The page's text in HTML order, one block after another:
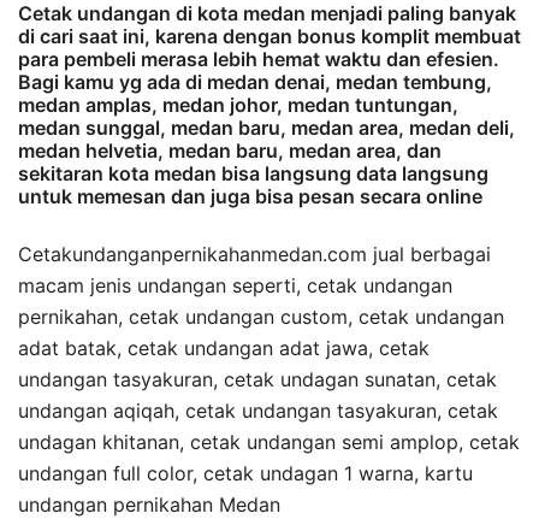
Cetak undangan di kota medan menjadi paling banyak
di cari saat ini, karena dengan bonus komplit membuat
para pembeli merasa lebih hemat waktu dan efesien.
Bagi kamu yg ada di medan denai, medan tembung,
medan amplas, medan johor, medan tuntungan,
medan sunggal, medan baru, medan area, medan deli,
medan helvetia, medan baru, medan area, dan
sekitaran kota medan bisa langsung data langsung
untuk memesan dan juga bisa pesan secara online
Cetakundanganpernikahanmedan.com jual berbagai
macam jenis undangan seperti, cetak undangan
pernikahan, cetak undangan custom, cetak undangan
adat batak, cetak undangan adat jawa, cetak
undangan tasyakuran, cetak undagan sunatan, cetak
undangan aqiqah, cetak undangan tasyakuran, cetak
undagan khitanan, cetak undangan semi amplop, cetak
undangan full color, cetak undagan 1 warna, kartu
undangan pernikahan Medan